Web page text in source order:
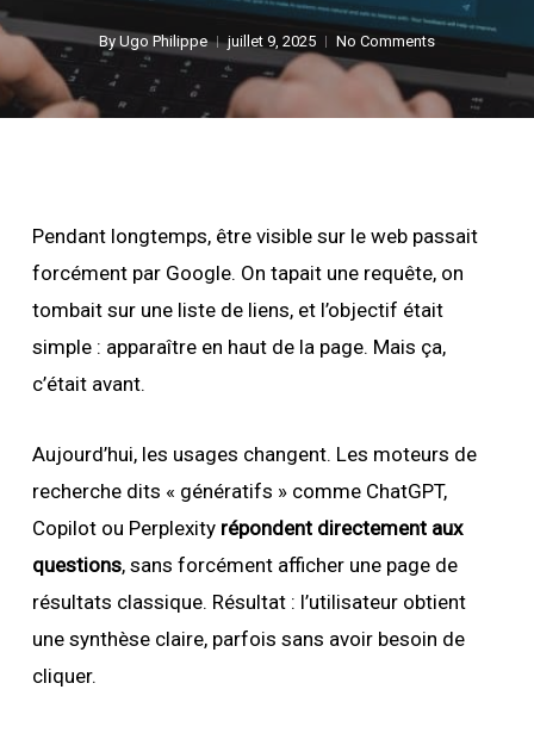
By Ugo Philippe juillet 9, 2025 No Comments
Pendant longtemps, être visible sur le web passait
forcément par Google. On tapait une requête, on
tombait sur une liste de liens, et l’objectif était
simple : apparaître en haut de la page. Mais ça,
c’était avant.
Aujourd’hui, les usages changent. Les moteurs de
recherche dits « génératifs » comme ChatGPT,
Copilot ou Perplexity répondent directement aux
questions, sans forcément afficher une page de
résultats classique. Résultat : l’utilisateur obtient
une synthèse claire, parfois sans avoir besoin de
cliquer.